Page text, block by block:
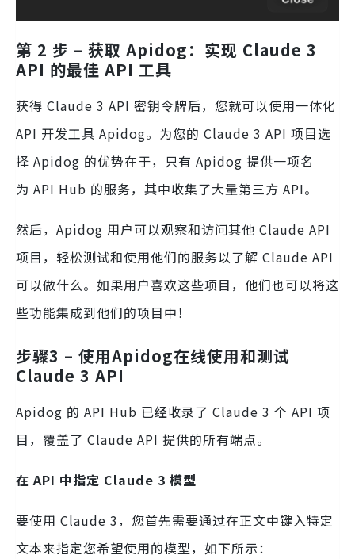
第 2 步 – 获取 Apidog：实现 Claude 3
API 的最佳 API 工具
获得 Claude 3 API 密钥令牌后，您就可以使用一体化
API 开发工具 Apidog。为您的 Claude 3 API 项目选
择 Apidog 的优势在于，只有 Apidog 提供一项名
为 API Hub 的服务，其中收集了大量第三方 API。
然后，Apidog 用户可以观察和访问其他 Claude API
项目，轻松测试和使用他们的服务以了解 Claude API
可以做什么。如果用户喜欢这些项目，他们也可以将这
些功能集成到他们的项目中！
步骤3 – 使用Apidog在线使用和测试
Claude 3 API
Apidog 的 API Hub 已经收录了 Claude 3 个 API 项
目，覆盖了 Claude API 提供的所有端点。
在 API 中指定 Claude 3 模型
要使用 Claude 3，您首先需要通过在正文中键入特定
文本来指定您希望使用的模型，如下所示：